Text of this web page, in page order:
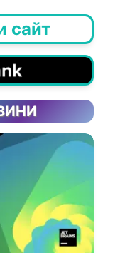
сайт